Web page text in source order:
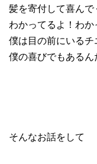
髪を寄付して喜ん
わかってるよ！わ
僕は目の前にいる
僕の喜びでもあるん
そんなお話をして